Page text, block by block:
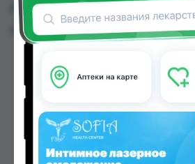
Душанбе и других городах
Цена: от
22.00 TJS